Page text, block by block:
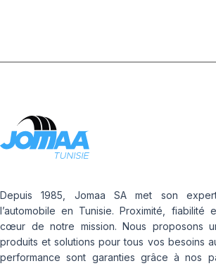
Depuis 1985, Jomaa SA met son
l’automobile en Tunisie. Proximité, fiabilité
cœur de notre mission. Nous proposons
produits et solutions pour tous vos besoins
performance sont garanties grâce à nos